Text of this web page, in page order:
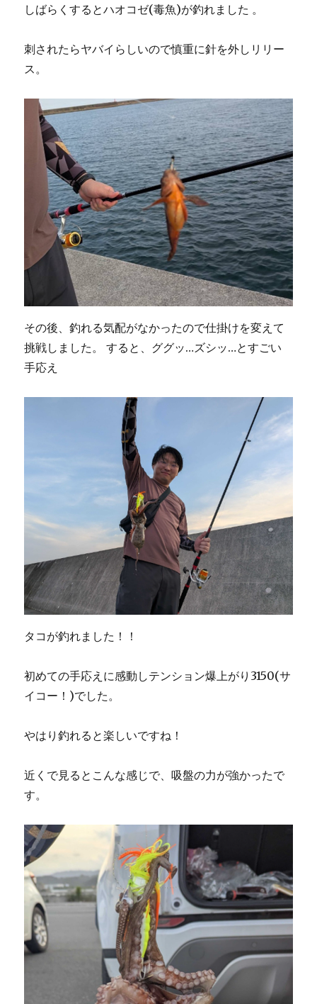
しばらくするとハオコゼ(毒魚)が釣れました 。
刺されたらヤバイらしいので慎重に針を外しリリー
ス。
その後、釣れる気配がなかったので仕掛けを変えて
挑戦しました。 すると、ググッ…ズシッ…とすごい
手応え
タコが釣れました！！
初めての手応えに感動しテンション爆上がり3150(サ
イコー！)でした。
やはり釣れると楽しいですね！
近くで見るとこんな感じで、吸盤の力が強かったで
す。